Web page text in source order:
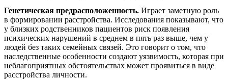
Генетическая предрасположенность. Играет заметную роль
в формировании расстройства. Исследования показывают, что
у близких родственников пациентов риск появления
психических нарушений в среднем в пять раз выше, чем у
людей без таких семейных связей. Это говорит о том, что
наследственные особенности создают уязвимость, которая при
неблагоприятных обстоятельствах может проявиться в виде
расстройства личности.